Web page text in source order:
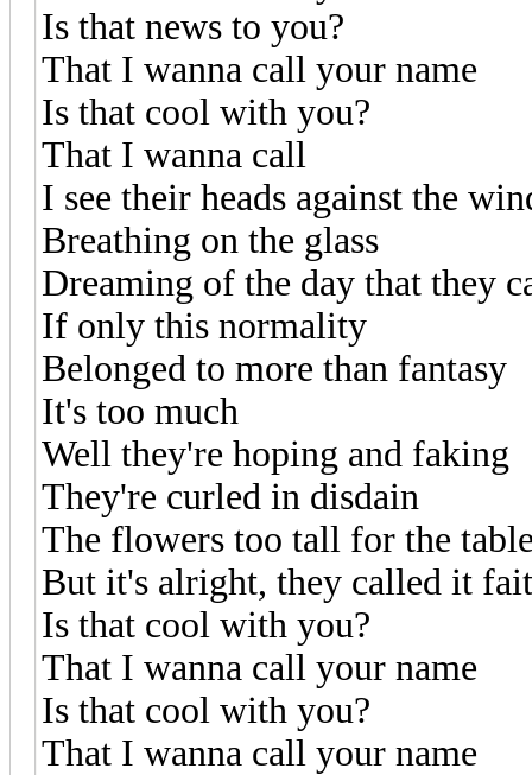
Is that news to you?
That I wanna call your name
Is that cool with you?
That I wanna call
I see their heads against the
Breathing on the glass
Dreaming of the day that they
If only this normality
Belonged to more than fantasy
It's too much
Well they're hoping and faking
They're curled in disdain
The flowers too tall for the
But it's alright, they called it
Is that cool with you?
That I wanna call your name
Is that cool with you?
That I wanna call your name